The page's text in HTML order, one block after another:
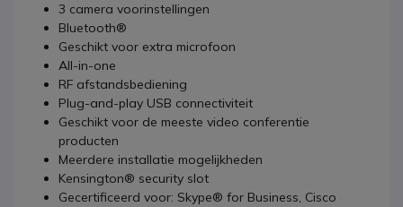
3 camera voorinstellingen
Bluetooth®
Geschikt voor extra microfoon
All-in-one
RF afstandsbediening
Plug-and-play USB connectiviteit
Geschikt voor de meeste video conferentie
producten
Meerdere installatie mogelijkheden
Kensington® security slot
Gecertificeerd voor: Skype® for Business, Cisco